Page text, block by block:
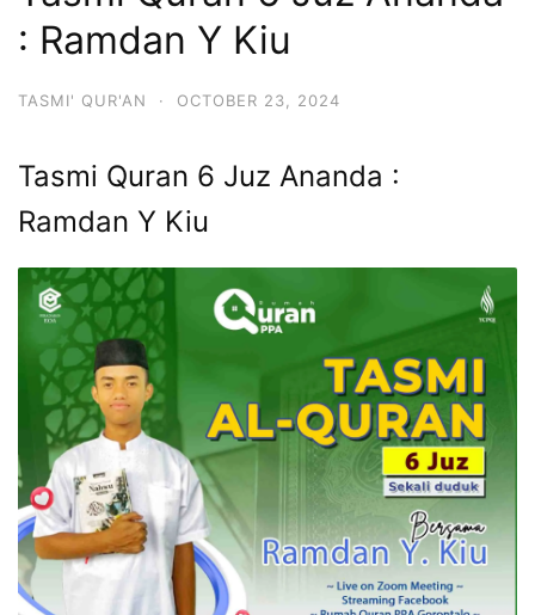
: Ramdan Y Kiu
TASMI' QUR'AN · OCTOBER 23, 2024
Tasmi Quran 6 Juz Ananda :
Ramdan Y Kiu